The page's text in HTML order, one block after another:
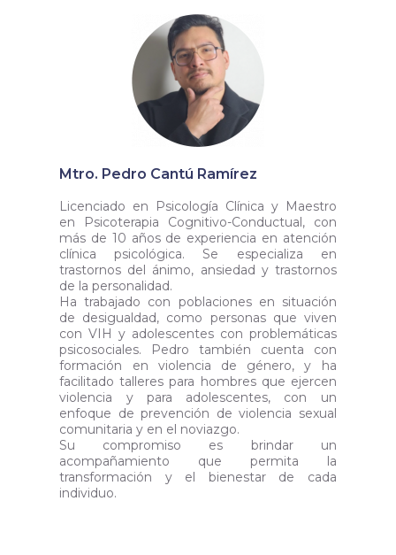
Mtro. Pedro Cantú Ramírez
Licenciado en Psicología Clínica y Maestro
en Psicoterapia Cognitivo-Conductual, con
más de 10 años de experiencia en atención
clínica psicológica. Se especializa en
trastornos del ánimo, ansiedad y trastornos
de la personalidad.
Ha trabajado con poblaciones en situación
de desigualdad, como personas que viven
con VIH y adolescentes con problemáticas
psicosociales. Pedro también cuenta con
formación en violencia de género, y ha
facilitado talleres para hombres que ejercen
violencia y para adolescentes, con un
enfoque de prevención de violencia sexual
comunitaria y en el noviazgo.
Su compromiso es brindar un
acompañamiento que permita la
transformación y el bienestar de cada
individuo.